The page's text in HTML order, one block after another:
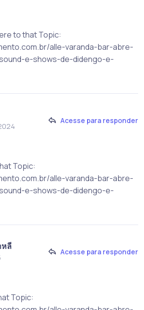
to that Topic:
alle-varanda-bar-abre-
e-shows-de-didengo-e-
Acesse para responder
Topic:
alle-varanda-bar-abre-
e-shows-de-didengo-e-
หลี
Acesse para responder
Topic: